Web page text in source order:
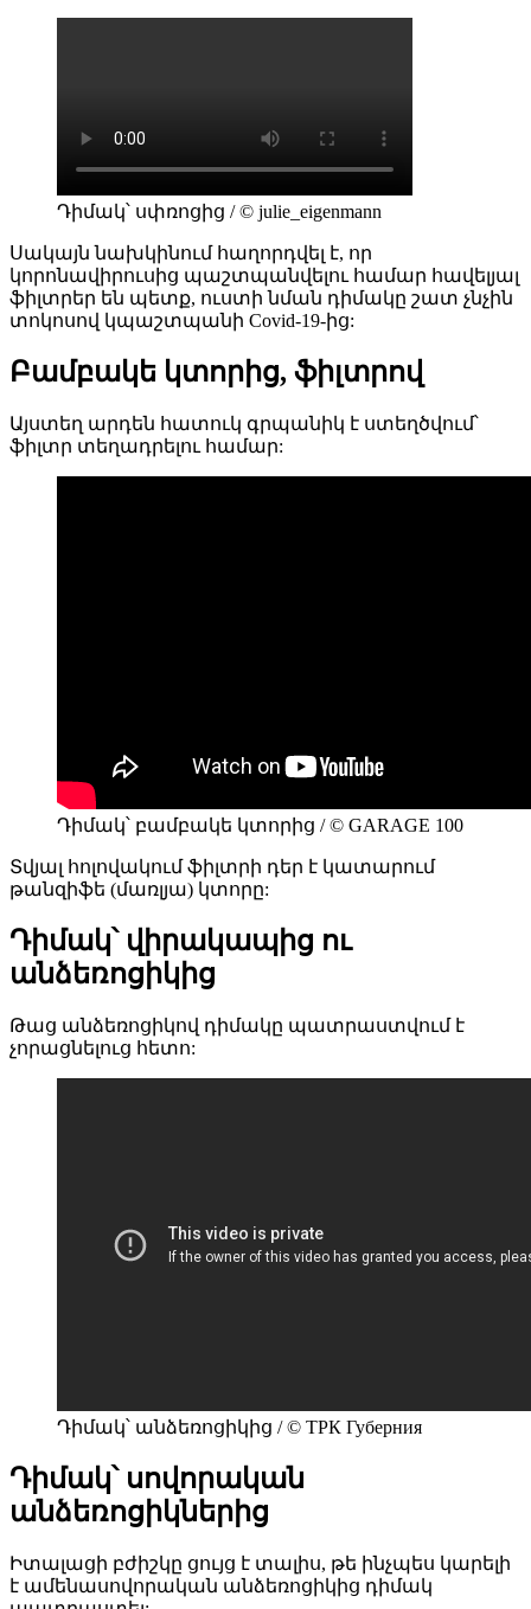
Դիմակ՝ սփռոցից / © julie_eigenmann
Սակայն նախկինում հաղորդվել է, որ
կորոնավիրուսից պաշտպանվելու համար հավելյալ
ֆիլտրեր են պետք, ուստի նման դիմակը շատ չնչին
տոկոսով կպաշտպանի Covid-19-ից:
Բամբակե կտորից, ֆիլտրով
Այստեղ արդեն հատուկ գրպանիկ է ստեղծվում՝
ֆիլտր տեղադրելու համար:
Դիմակ՝ բամբակե կտորից / © GARAGE 100
Տվյալ հոլովակում ֆիլտրի դեր է կատարում
թանզիֆե (մառլյա) կտորը:
Դիմակ՝ վիրակապից ու
անձեռոցիկից
Թաց անձեռոցիկով դիմակը պատրաստվում է
չորացնելուց հետո:
Դիմակ՝ անձեռոցիկից / © ТРК Губерния
Դիմակ՝ սովորական
անձեռոցիկներից
Իտալացի բժիշկը ցույց է տալիս, թե ինչպես կարելի
է ամենասովորական անձեռոցիկից դիմակ